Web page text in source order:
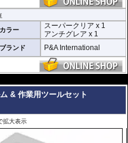
マット仕上げが施され、太
どによる反射を軽減。視認性の低下
、画面を読み取りやすくします。も
ん傷に対しても有効です。
ット付属 :
取り付けに便利なクリー
ート、気泡の混入を防ぎ、きれいに
した。
ことがありません。フィルムを剥
カラー
スーパークリア x 1
アンチグレア x 1
ブランド P&A International
& 作業用ツールセット
拡大表示